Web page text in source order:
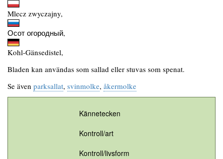
Mlecz zwyczajny,
Осот огородный,
Kohl-Gänsedistel,
Bladen kan användas som sallad eller stuvas som spenat.
Se även parksallat, svinmolke, åkermolke
Kännetecken
Kontroll/art
Kontroll/livsform